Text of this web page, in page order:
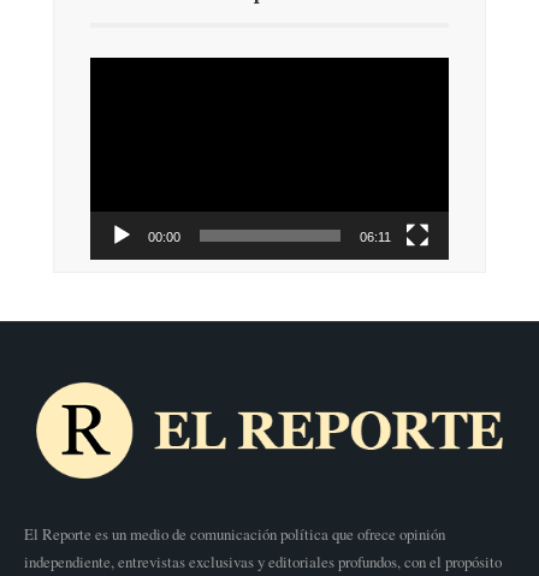
00:00 06:11
El Reporte es un medio de comunicación política que ofrece opinión
independiente, entrevistas exclusivas y editoriales profundos, con el propósito